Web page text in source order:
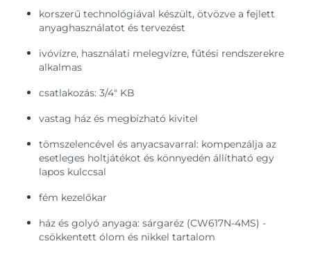
korszerű technológiával készült, ötvözve a fejlett
anyaghasználatot és tervezést
ivóvízre, használati melegvízre, fűtési rendszerekre
alkalmas
csatlakozás: 3/4" KB
vastag ház és megbízható kivitel
tömszelencével és anyacsavarral: kompenzálja az
esetleges holtjátékot és könnyedén állítható egy
lapos kulccsal
fém kezelőkar
ház és golyó anyaga: sárgaréz (CW617N-4MS) -
csökkentett ólom és nikkel tartalom